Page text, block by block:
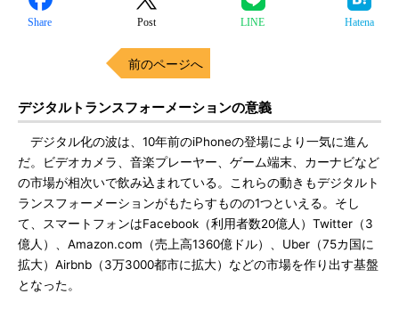
Share Post LINE Hatena
前のページへ
デジタルトランスフォーメーションの意義
デジタル化の波は、10年前のiPhoneの登場により一気に進ん
だ。ビデオカメラ、音楽プレーヤー、ゲーム端末、カーナビなど
の市場が相次いで飲み込まれている。これらの動きもデジタルト
ランスフォーメーションがもたらすものの1つといえる。そし
て、スマートフォンはFacebook（利用者数20億人）Twitter（3
億人）、Amazon.com（売上高1360億ドル）、Uber（75カ国に
拡大）Airbnb（3万3000都市に拡大）などの市場を作り出す基盤
となった。